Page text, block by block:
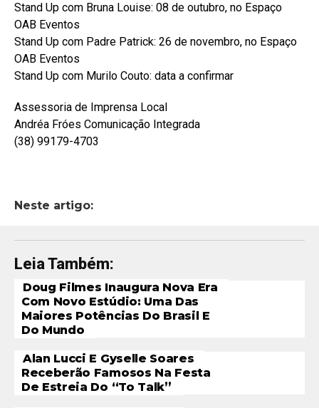
Stand Up com Bruna Louise: 08 de outubro, no Espaço
OAB Eventos
Stand Up com Padre Patrick: 26 de novembro, no Espaço
OAB Eventos
Stand Up com Murilo Couto: data a confirmar
Assessoria de Imprensa Local
Andréa Fróes Comunicação Integrada
(38) 99179-4703
Neste artigo:
Leia Também:
Doug Filmes Inaugura Nova Era
Com Novo Estúdio: Uma Das
Maiores Potências Do Brasil E
Do Mundo
Alan Lucci E Gyselle Soares
Receberão Famosos Na Festa
De Estreia Do “To Talk”